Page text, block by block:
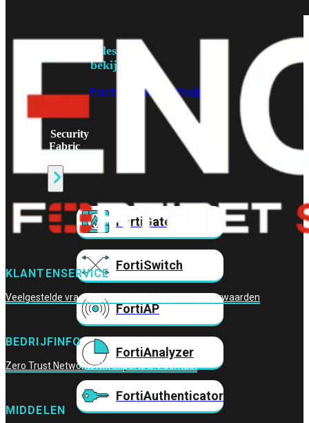
Alles
bekijken
FortiClientFortiEndpoint
Security
Fabric
FortiGate
FortiSwitch
FortiAP
FortiAnalyzer
FortiAuthenticator
KLANTENSERVICE
Veelgestelde vragen Privacybeleid Algemene Voorwaarden
BEDRIJFINFO
Zero Trust NetworksWifi Experts B.V.Contact
MIDDELEN